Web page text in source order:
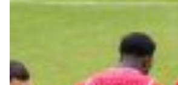
Summer Sale
Accessori